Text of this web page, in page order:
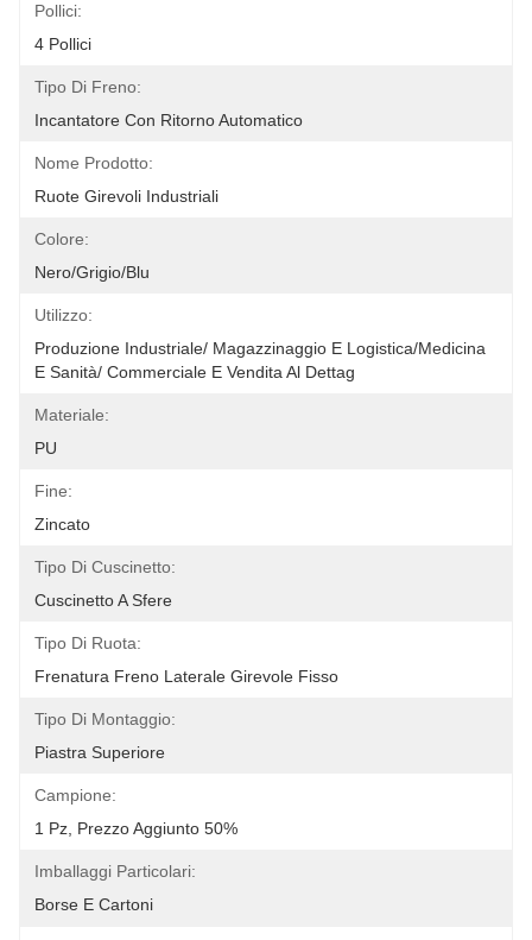
Pollici:
4 Pollici
Tipo Di Freno:
Incantatore Con Ritorno Automatico
Nome Prodotto:
Ruote Girevoli Industriali
Colore:
Nero/Grigio/Blu
Utilizzo:
Produzione Industriale/ Magazzinaggio E Logistica/Medicina
E Sanità/ Commerciale E Vendita Al Dettag
Materiale:
PU
Fine:
Zincato
Tipo Di Cuscinetto:
Cuscinetto A Sfere
Tipo Di Ruota:
Frenatura Freno Laterale Girevole Fisso
Tipo Di Montaggio:
Piastra Superiore
Campione:
1 Pz, Prezzo Aggiunto 50%
Imballaggi Particolari:
Borse E Cartoni